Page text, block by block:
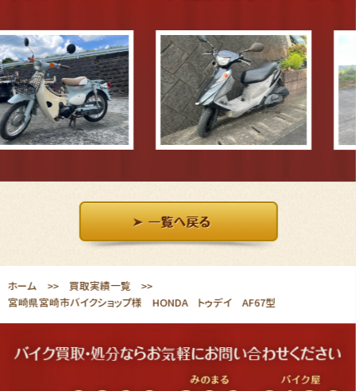
ホーム 買取実績一覧
宮崎県宮崎市バイクショップ様 HONDA トゥデイ AF67型